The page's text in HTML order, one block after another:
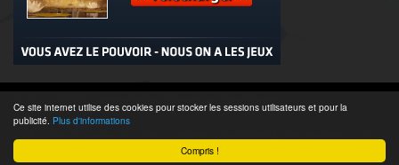
Compris !
Ce site internet utilise des cookies pour stocker les sessions utilisateurs et pour la
publicité. Plus d'informations